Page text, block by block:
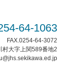
64-1063
FAX.0254-64-3072
大字上関589番地2